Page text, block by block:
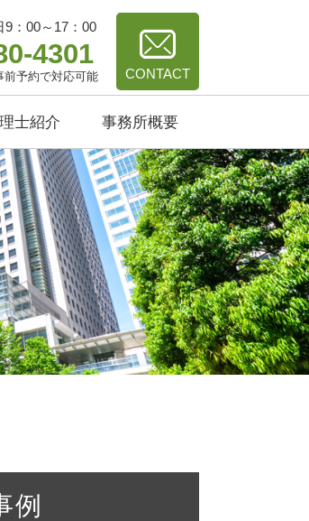
9：00～17：00
4301
前予約で対応可能 CONTACT
士紹介 事務所概要
例